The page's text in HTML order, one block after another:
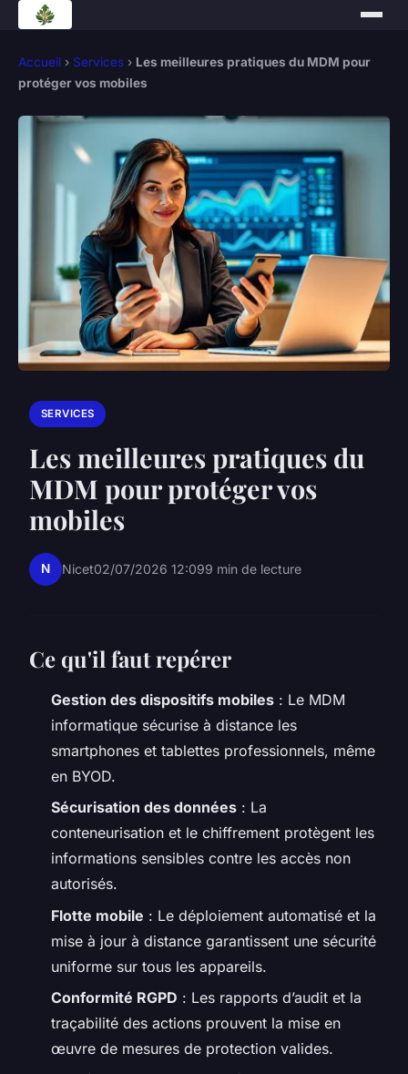
Accueil › Services › Les meilleures pratiques du MDM pour
protéger vos mobiles
SERVICES
Les meilleures pratiques du
MDM pour protéger vos
mobiles
N Nicet02/07/2026 12:099 min de lecture
Ce qu'il faut repérer
Gestion des dispositifs mobiles : Le MDM
informatique sécurise à distance les
smartphones et tablettes professionnels, même
en BYOD.
Sécurisation des données : La
conteneurisation et le chiffrement protègent les
informations sensibles contre les accès non
autorisés.
Flotte mobile : Le déploiement automatisé et la
mise à jour à distance garantissent une sécurité
uniforme sur tous les appareils.
Conformité RGPD : Les rapports d’audit et la
traçabilité des actions prouvent la mise en
œuvre de mesures de protection valides.